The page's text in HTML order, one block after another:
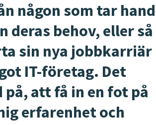
någon som tar hand
behov, eller så
sin nya jobbkarriär
IT-företag. Det
att få in en fot på
erfarenhet och